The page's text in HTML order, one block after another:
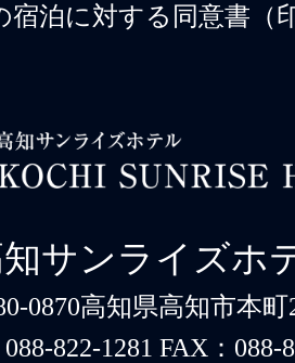
宿泊に対する同意書（
サンライズホ
0870高知県高知市本町
822-1281 FAX：088-